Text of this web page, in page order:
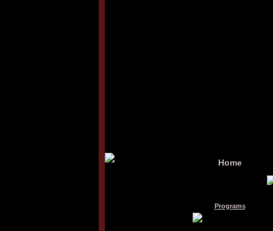
Home
Programs